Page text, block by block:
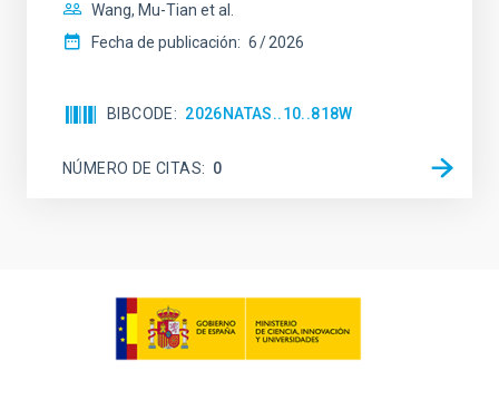
Wang, Mu-Tian et al.
Fecha de publicación: 6 2026
BIBCODE 2026NATAS..10..818W
NÚMERO DE CITAS 0